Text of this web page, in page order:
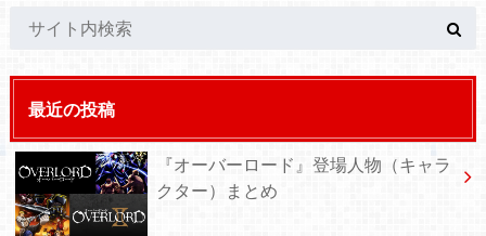
最近の投稿
『オーバーロード』登場人物（キャラ
クター）まとめ